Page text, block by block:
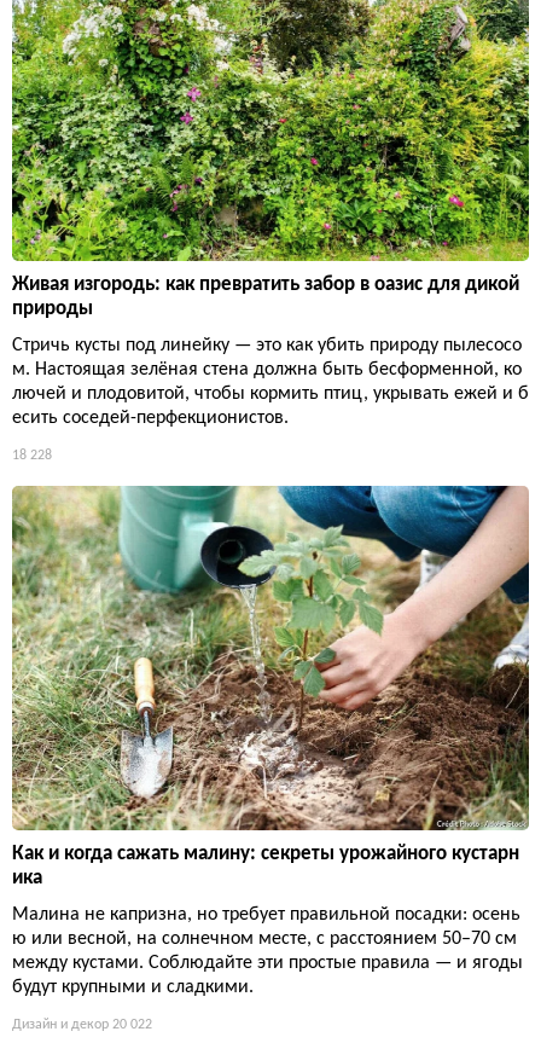
Живая изгородь: как превратить забор в оазис для дикой
природы
Стричь кусты под линейку — это как убить природу пылесосо
м. Настоящая зелёная стена должна быть бесформенной, ко
лючей и плодовитой, чтобы кормить птиц, укрывать ежей и б
есить соседей-перфекционистов.
18 228
Как и когда сажать малину: секреты урожайного кустарн
ика
Малина не капризна, но требует правильной посадки: осень
ю или весной, на солнечном месте, с расстоянием 50–70 см
между кустами. Соблюдайте эти простые правила — и ягоды
будут крупными и сладкими.
Дизайн и декор 20 022